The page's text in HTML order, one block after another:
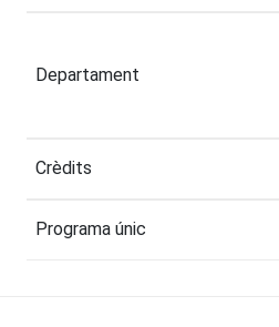
Departament
Crèdits
Programa únic